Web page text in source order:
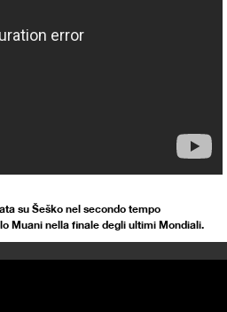
su Šeško nel secondo tempo
Muani nella finale degli ultimi Mondiali.